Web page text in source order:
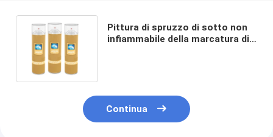
Pittura di spruzzo di sotto non
infiammabile della marcatura di
Continua